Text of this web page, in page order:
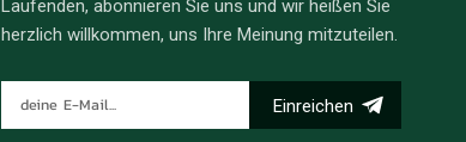
Laufenden, abonnieren Sie uns und wir heißen Sie
herzlich willkommen, uns Ihre Meinung mitzuteilen.
Einreichen